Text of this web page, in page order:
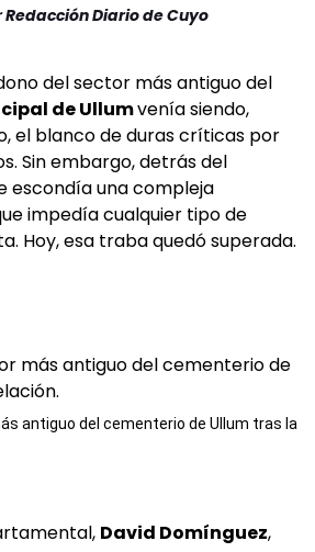
Redacción Diario de Cuyo
del sector más antiguo del
de Ullumvenía siendo,
el blanco de duras críticas por
Sin embargo, detrás del
escondía una compleja
impedía cualquier tipo de
Hoy, esa traba quedó superada.
antiguo del cementerio de Ullum tras la
David Domínguez,